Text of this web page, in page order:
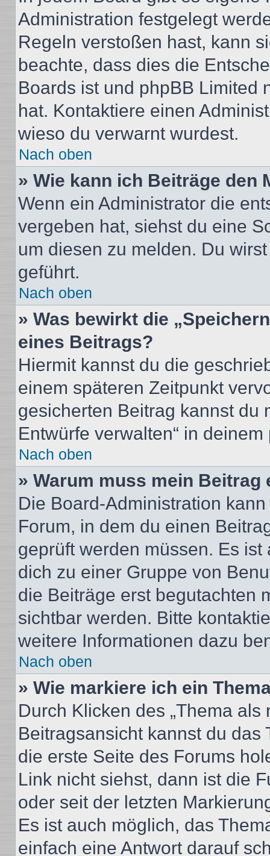
Administration festgelegt
Regeln verstoßen hast, kann
beachte, dass dies die
Boards ist und phpBB Limited
hat. Kontaktiere einen
wieso du verwarnt wurdest.
Nach oben
» Wie kann ich Beiträge den
Wenn ein Administrator die
vergeben hat, siehst du eine
um diesen zu melden. Du
geführt.
Nach oben
» Was bewirkt die
eines Beitrags?
Hiermit kannst du die
einem späteren Zeitpunkt
gesicherten Beitrag kannst du
Entwürfe verwalten“ in
Nach oben
» Warum muss mein
Die Board-Administration
Forum, in dem du einen
geprüft werden müssen. Es
dich zu einer Gruppe von
die Beiträge erst begutachten
sichtbar werden. Bitte
weitere Informationen dazu
Nach oben
» Wie markiere ich ein
Durch Klicken des „Thema
Beitragsansicht kannst du
die erste Seite des Forums
Link nicht siehst, dann ist die
oder seit der letzten
Es ist auch möglich, das
einfach eine Antwort darauf